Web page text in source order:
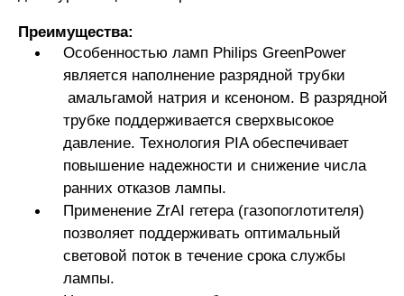
Преимущества:
Особенностью ламп Philips GreenPower
является наполнение разрядной трубки
амальгамой натрия и ксеноном. В разрядной
трубке поддерживается сверхвысокое
давление. Технология PIA обеспечивает
повышение надежности и снижение числа
ранних отказов лампы.
Применение ZrAI гетера (газопоглотителя)
позволяет поддерживать оптимальный
световой поток в течение срока службы
лампы.